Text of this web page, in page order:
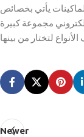
يأتي بخصائص
مجموعة كبيرة
Newer